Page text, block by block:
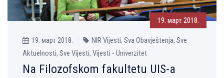
19. март 2018.
19. март 2018.
NIR Vijesti, Sva Obavještenja, Sve
Aktuelnosti, Sve Vijesti, Vijesti - Univerzitet
Na Filozofskom fakultetu UIS-a